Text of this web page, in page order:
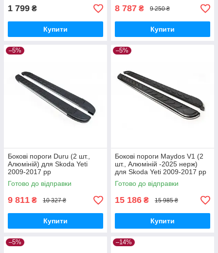
1 799 ₴
Купити
8 787 ₴ 9 250 ₴
Купити
–5%
Бокові пороги Duru (2 шт.,
Алюміній) для Skoda Yeti
2009-2017 рр
Готово до відправки
9 811 ₴ 10 327 ₴
Купити
–5%
Бокові пороги Maydos V1 (2
шт., Алюміній -2025 нерж)
для Skoda Yeti 2009-2017 рр
Готово до відправки
15 186 ₴ 15 985 ₴
Купити
–5% –14%